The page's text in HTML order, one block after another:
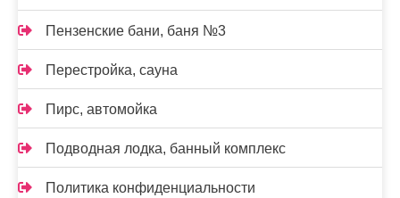
Пензенские бани, баня №3
Перестройка, сауна
Пирс, автомойка
Подводная лодка, банный комплекс
Политика конфиденциальности